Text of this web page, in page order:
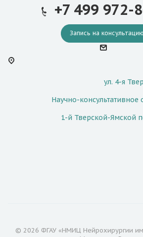
+7 499 972-
Запись на консультацию
ул. 4-я
Научно-консультативное
1-й Тверской-Ямской
© 2026 ФГАУ «НМИЦ Нейрохирургии